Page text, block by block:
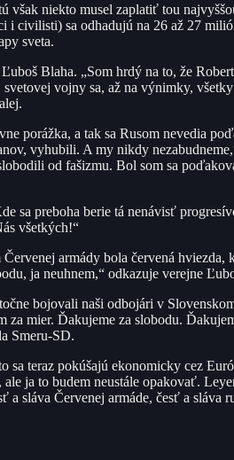
však niekto musel zaplatiť tou
civilisti) sa odhadujú na 26 až 27
sveta.
Blaha. „Som hrdý na to, že
svetovej vojny sa, až na výnimky,
porážka, a tak sa Rusom nevedia
vyhubili. A my nikdy
od fašizmu. Bol som sa
preboha berie tá nenávisť
všetkých!“
armády bola červená
ja neuhnem,“ odkazuje verejne
bojovali naši odbojári v
mier. Ďakujeme za slobodu.
Smeru-SD.
teraz pokúšajú ekonomicky cez
ja to budem neustále opakovať.
sláva Červenej armáde, česť a sláva